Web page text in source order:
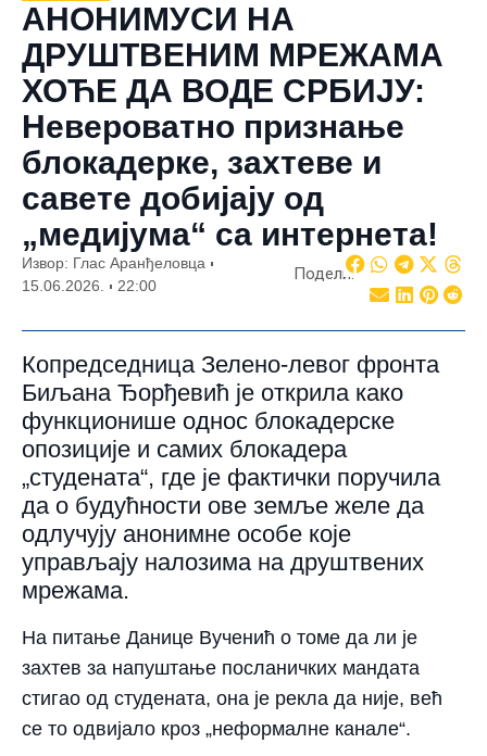
АНОНИМУСИ НА
ДРУШТВЕНИМ МРЕЖАМА
ХОЋЕ ДА ВОДЕ СРБИЈУ:
Невероватно признање
блокадерке, захтеве и
савете добијају од
„медијума“ са интернета!
Извор: Глас Аранђеловца
15.06.2026.
22:00
Подели:
Копредседница Зелено-левог фронта
Биљана Ђорђевић је открила како
функционише однос блокадерске
опозиције и самих блокадера
„студената“, где је фактички поручила
да о будућности ове земље желе да
одлучују анонимне особе које
управљају налозима на друштвених
мрежама.
На питање Данице Вученић о томе да ли је
захтев за напуштање посланичких мандата
стигао од студената, она је рекла да није, већ
се то одвијало кроз „неформалне канале“.